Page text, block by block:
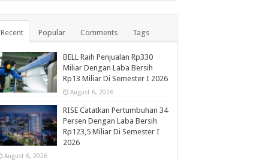
Recent Popular Comments Tags
BELL Raih Penjualan Rp330
Miliar Dengan Laba Bersih
Rp13 Miliar Di Semester I 2026
August 6, 2026
RISE Catatkan Pertumbuhan 34
Persen Dengan Laba Bersih
Rp123,5 Miliar Di Semester I
2026
August 6, 2026